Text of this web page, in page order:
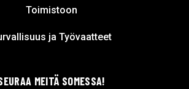
Toimistoon
ja Työvaatteet
MEITÄ SOMESSA!